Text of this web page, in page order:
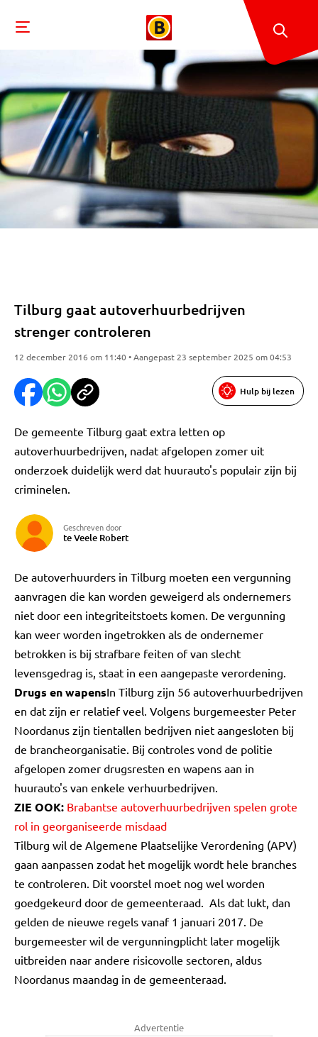
Tilburg gaat autoverhuurbedrijven
strenger controleren
12 december 2016 om 11:40 • Aangepast 23 september 2025 om 04:53
Hulp bij lezen
De gemeente Tilburg gaat extra letten op
autoverhuurbedrijven, nadat afgelopen zomer uit
onderzoek duidelijk werd dat huurauto's populair zijn bij
criminelen.
Geschreven door
te Veele Robert
De autoverhuurders in Tilburg moeten een vergunning
aanvragen die kan worden geweigerd als ondernemers
niet door een integriteitstoets komen. De vergunning
kan weer worden ingetrokken als de ondernemer
betrokken is bij strafbare feiten of van slecht
levensgedrag is, staat in een aangepaste verordening.
Drugs en wapensIn Tilburg zijn 56 autoverhuurbedrijven
en dat zijn er relatief veel. Volgens burgemeester Peter
Noordanus zijn tientallen bedrijven niet aangesloten bij
de brancheorganisatie. Bij controles vond de politie
afgelopen zomer drugsresten en wapens aan in
huurauto's van enkele verhuurbedrijven.
ZIE OOK: Brabantse autoverhuurbedrijven spelen grote
rol in georganiseerde misdaad
Tilburg wil de Algemene Plaatselijke Verordening (APV)
gaan aanpassen zodat het mogelijk wordt hele branches
te controleren. Dit voorstel moet nog wel worden
goedgekeurd door de gemeenteraad. Als dat lukt, dan
gelden de nieuwe regels vanaf 1 januari 2017. De
burgemeester wil de vergunningplicht later mogelijk
uitbreiden naar andere risicovolle sectoren, aldus
Noordanus maandag in de gemeenteraad.
Advertentie